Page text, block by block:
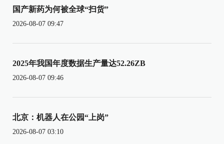
国产新药为何被全球“扫货”
2026-08-07 09:47
2025年我国年度数据生产量达52.26ZB
2026-08-07 09:46
北京：机器人在公园“上岗”
2026-08-07 03:10